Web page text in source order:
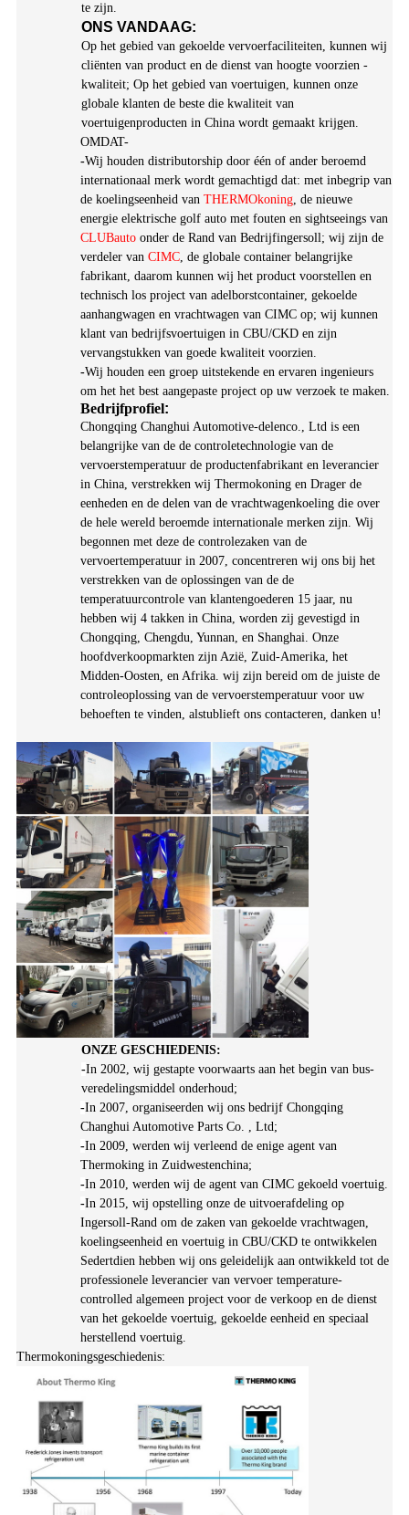
te zijn.
ONS VANDAAG:
Op het gebied van gekoelde vervoerfaciliteiten, kunnen wij
cliënten van product en de dienst van hoogte voorzien -
kwaliteit; Op het gebied van voertuigen, kunnen onze
globale klanten de beste die kwaliteit van
voertuigenproducten in China wordt gemaakt krijgen.
OMDAT-
-Wij houden distributorship door één of ander beroemd
internationaal merk wordt gemachtigd dat: met inbegrip van
de koelingseenheid vanTHERMOkoning, de nieuwe
energie elektrische golf auto met fouten en sightseeings van
CLUBautoonder de Rand van Bedrijfingersoll; wij zijn de
verdeler vanCIMC, de globale container belangrijke
fabrikant, daarom kunnen wij het product voorstellen en
technisch los project van adelborstcontainer, gekoelde
aanhangwagen en vrachtwagen van CIMC op; wij kunnen
klant van bedrijfsvoertuigen in CBU/CKD en zijn
vervangstukken van goede kwaliteit voorzien.
-Wij houden een groep uitstekende en ervaren ingenieurs
om het het best aangepaste project op uw verzoek te maken.
Bedrijfprofiel:
Chongqing Changhui Automotive-delenco., Ltd is een
belangrijke van de de controletechnologie van de
vervoerstemperatuur de productenfabrikant en leverancier
in China, verstrekken wij Thermokoning en Drager de
eenheden en de delen van de vrachtwagenkoeling die over
de hele wereld beroemde internationale merken zijn. Wij
begonnen met deze de controlezaken van de
vervoertemperatuur in 2007, concentreren wij ons bij het
verstrekken van de oplossingen van de de
temperatuurcontrole van klantengoederen 15 jaar, nu
hebben wij 4 takken in China, worden zij gevestigd in
Chongqing, Chengdu, Yunnan, en Shanghai. Onze
hoofdverkoopmarkten zijn Azië, Zuid-Amerika, het
Midden-Oosten, en Afrika. wij zijn bereid om de juiste de
controleoplossing van de vervoerstemperatuur voor uw
behoeften te vinden, alstublieft ons contacteren, danken u!
ONZE GESCHIEDENIS:
-In 2002, wij gestapte voorwaarts aan het begin van bus-
veredelingsmiddel onderhoud;
-In 2007, organiseerden wij ons bedrijf Chongqing
Changhui Automotive Parts Co. , Ltd;
-In 2009, werden wij verleend de enige agent van
Thermoking in Zuidwestenchina;
-In 2010, werden wij de agent van CIMC gekoeld voertuig.
-In 2015, wij opstelling onze de uitvoerafdeling op
Ingersoll-Rand om de zaken van gekoelde vrachtwagen,
koelingseenheid en voertuig in CBU/CKD te ontwikkelen
Sedertdien hebben wij ons geleidelijk aan ontwikkeld tot de
professionele leverancier van vervoer temperature-
controlled algemeen project voor de verkoop en de dienst
van het gekoelde voertuig, gekoelde eenheid en speciaal
herstellend voertuig.
Thermokoningsgeschiedenis: